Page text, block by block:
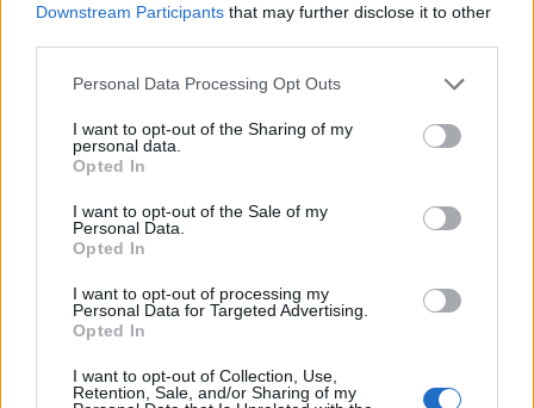
Downstream Participants that may further disclose it to other
Personal Data Processing Opt Outs
I want to opt-out of the Sharing of my
personal data.
Opted In
I want to opt-out of the Sale of my
Personal Data.
Opted In
I want to opt-out of processing my
Personal Data for Targeted Advertising.
Opted In
I want to opt-out of Collection, Use,
Retention, Sale, and/or Sharing of my
Siguenos en las redes sociales!
gestionar campañas deGoogle Ads
Copyright © masterseosem.com All Rights Reserved -